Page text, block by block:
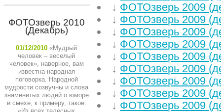
ФОТОзверь 2010
(Декабрь)
01/12/2010 «Мудрый
человек – веселый
человек», наверное, вам
известна народная
поговорка. Народной
мудрости созвучны и слова
знаменитых людей о юморе
и смехе, к примеру, такое:
↓ ФОТОзверь 2009
↓ ФОТОзверь 2009
↓ ФОТОзверь 2009
↓ ФОТОзверь 2009
↓ ФОТОзверь 2009
↓ ФОТОзверь 2009
↓ ФОТОзверь 2009
↓ ФОТОзверь 2009
↓ ФОТОзверь 2009